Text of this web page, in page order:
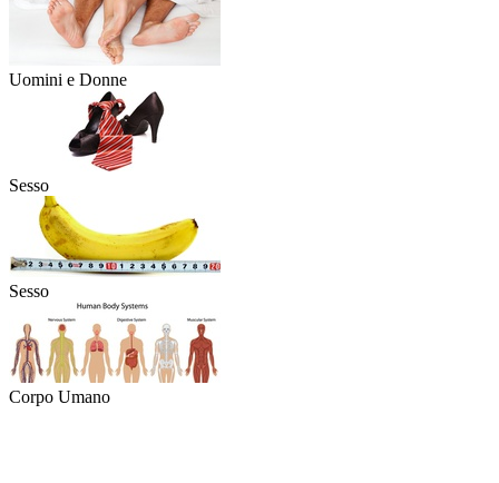
Uomini e Donne
Sesso
Sesso
Corpo Umano